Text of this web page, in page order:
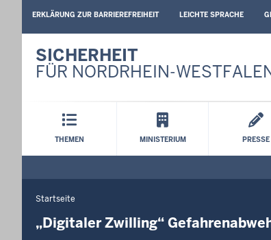
SPRACHEN
ERKLÄRUNG ZUR BARRIEREFREIHEIT LEICHTE SPRACHE
SICHERHEIT
FÜR NORDRHEIN-
Hauptmenü
THEMEN MINISTERIUM PRESSE
Sie
befinden
Startseite
„Digitaler Zwilling“